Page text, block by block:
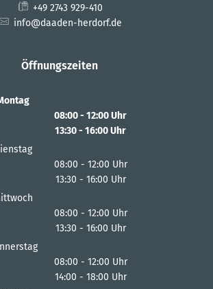
+49 2743 929-410
info@daaden-herdorf.de
Öffnungszeiten
08:00- 12:00Uhr
Von 08:00 bis 12:00 Uhr
13:30- 16:00Uhr
08:00 - 12:00 Uhr
Von 08:00 bis 12:00 Uhr
13:30 - 16:00 Uhr
08:00 - 12:00 Uhr
Von 08:00 bis 12:00 Uhr
13:30 - 16:00 Uhr
08:00 - 12:00 Uhr
Von 08:00 bis 12:00 Uhr
14:00 - 18:00 Uhr